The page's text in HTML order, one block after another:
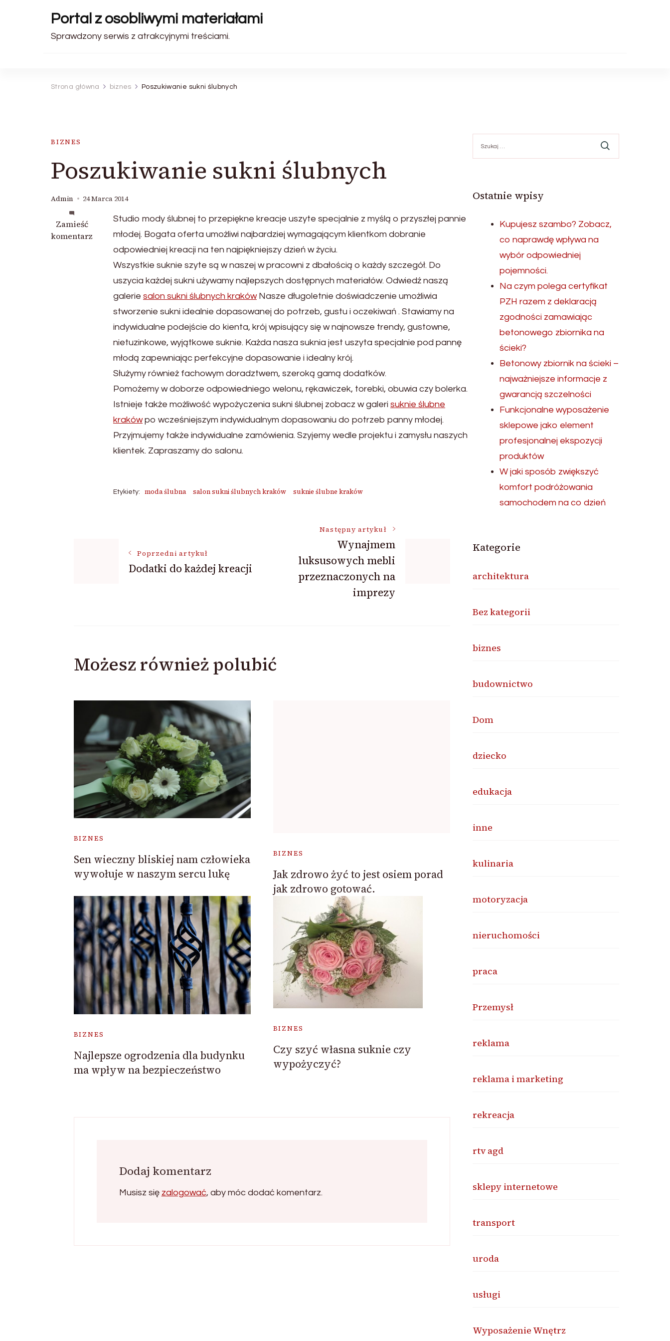
Portal z osobliwymi materiałami
Sprawdzony serwis z atrakcyjnymi treściami.
Strona główna biznes Poszukiwanie sukni ślubnych
BIZNES
Poszukiwanie sukni ślubnych
Admin 24 Marca 2014
Zamieść
komentarz
we
wpisie
Poszukiwanie
Studio mody ślubnej to przepiękne kreacje uszyte specjalnie z myślą o przyszłej pannie
młodej. Bogata oferta umożliwi najbardziej wymagającym klientkom dobranie
odpowiedniej kreacji na ten najpiękniejszy dzień w życiu.
Wszystkie suknie szyte są w naszej w pracowni z dbałością o każdy szczegół. Do
uszycia każdej sukni używamy najlepszych dostępnych materiałów. Odwiedź naszą
galerie salon sukni ślubnych krakówNasze długoletnie doświadczenie umożliwia
stworzenie sukni idealnie dopasowanej do potrzeb, gustu i oczekiwań . Stawiamy na
indywidualne podejście do kienta, krój wpisujący się w najnowsze trendy, gustowne,
nietuzinkowe, wyjątkowe suknie. Każda nasza suknia jest uszyta specjalnie pod pannę
młodą zapewniając perfekcyjne dopasowanie i idealny krój.
Służymy również fachowym doradztwem, szeroką gamą dodatków.
Pomożemy w doborze odpowiedniego welonu, rękawiczek, torebki, obuwia czy bolerka.
Istnieje także możliwość wypożyczenia sukni ślubnej zobacz w galeri suknie ślubne
krakówpo wcześniejszym indywidualnym dopasowaniu do potrzeb panny młodej.
Przyjmujemy także indywidualne zamówienia. Szyjemy wedle projektu i zamysłu naszych
klientek. Zapraszamy do salonu.
Etykiety: moda ślubna salon sukni ślubnych kraków suknie ślubne kraków
wpisu
Poprzedni artykuł
Dodatki do każdej kreacji
Następny artykuł
Wynajmem
luksusowych mebli
przeznaczonych na
imprezy
Możesz również polubić
BIZNES
Sen wieczny bliskiej nam człowieka
wywołuje w naszym sercu lukę
BIZNES
Jak zdrowo żyć to jest osiem porad
jak zdrowo gotować.
BIZNES
Najlepsze ogrodzenia dla budynku
ma wpływ na bezpieczeństwo
BIZNES
Czy szyć własna suknie czy
wypożyczyć?
Dodaj komentarz
Musisz się zalogować, aby móc dodać komentarz.
Ostatnie wpisy
Kupujesz szambo? Zobacz,
co naprawdę wpływa na
wybór odpowiedniej
pojemności.
Na czym polega certyfikat
PZH razem z deklaracją
zgodności zamawiając
betonowego zbiornika na
ścieki?
Betonowy zbiornik na ścieki –
najważniejsze informacje z
gwarancją szczelności
Funkcjonalne wyposażenie
sklepowe jako element
profesjonalnej ekspozycji
produktów
W jaki sposób zwiększyć
komfort podróżowania
samochodem na co dzień
Kategorie
architektura
Bez kategorii
biznes
budownictwo
Dom
dziecko
edukacja
inne
kulinaria
motoryzacja
nieruchomości
praca
Przemysł
reklama
reklama i marketing
rekreacja
rtv agd
sklepy internetowe
transport
uroda
usługi
Wyposażenie Wnętrz